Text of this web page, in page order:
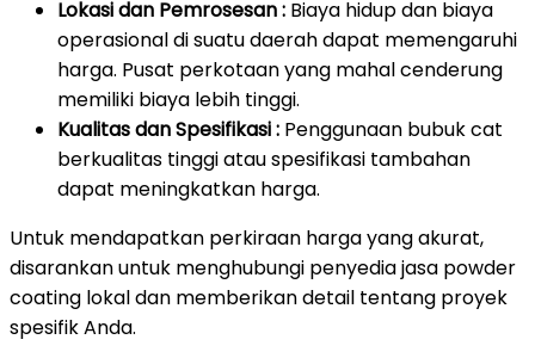
Lokasi dan Pemrosesan : Biaya hidup dan biaya
operasional di suatu daerah dapat memengaruhi
harga. Pusat perkotaan yang mahal cenderung
memiliki biaya lebih tinggi.
Kualitas dan Spesifikasi : Penggunaan bubuk cat
berkualitas tinggi atau spesifikasi tambahan
dapat meningkatkan harga.
Untuk mendapatkan perkiraan harga yang akurat,
disarankan untuk menghubungi penyedia jasa powder
coating lokal dan memberikan detail tentang proyek
spesifik Anda.